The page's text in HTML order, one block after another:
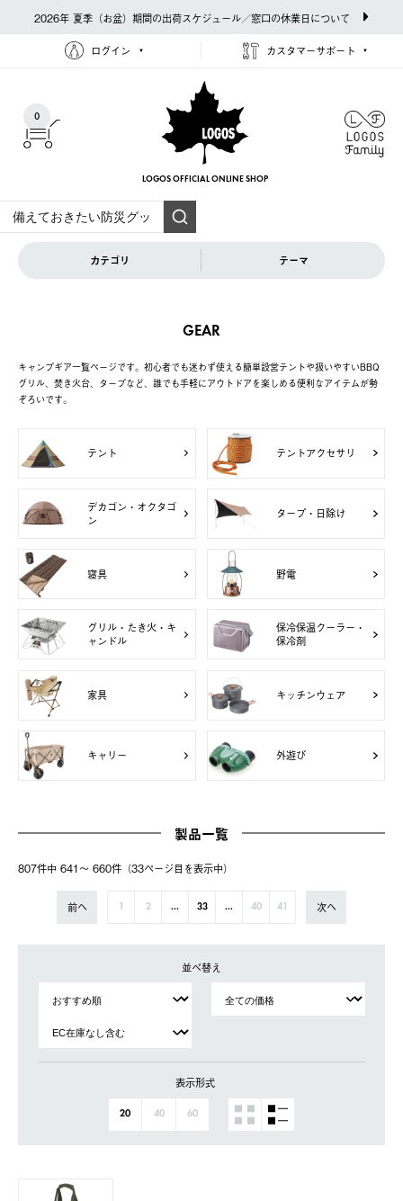
2026年 夏季（お盆）期間の出荷スケジュール／窓口の休業日について
ログイン カスタマーサポート
0
LOGOS OFFICIAL ONLINE SHOP
カテゴリ テーマ
GEAR
キャンプギア一覧ページです。初心者でも迷わず使える簡単設営テントや扱いやすいBBQ
グリル、焚き火台、タープなど、誰でも手軽にアウトドアを楽しめる便利なアイテムが勢
ぞろいです。
テント テントアクセサリ
デカゴン・オクタゴ
ン
タープ・日除け
寝具 野電
グリル・たき火・キ
ャンドル
保冷保温クーラー・
保冷剤
家具 キッチンウェア
キャリー 外遊び
製品一覧
807件中 641〜 660件（33ページ⽬を表⽰中）
前へ 2 ... 33 ... 40 41 次へ
並べ替え
表示形式
20 40 60